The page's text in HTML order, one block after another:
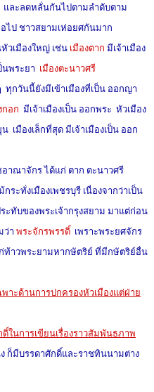
และลดหลั่นกันไปตามลำดับตาม
ไป ชาวสยามเห่อยศกันมาก
วเมืองใหญ่ เช่น เมืองตาก มีเจ้าเมือง
นพระยา เมืองตะนาวศรี
ทุกวันนี้ยังมีเข้าเมืองที่เป็น ออกญา
กอก มีเจ้าเมืองเป็น ออกพระ หัวเมือง
เมืองเล็กที่สุด มีเจ้าเมืองเป็น ออก
ณาจักร ได้แก่ ตาก ตะนาวศรี
ะทั่งเมืองเพชรบุรี เนื่องจากว่าเป็น
ะทับของพระเจ้ากรุงสยาม มาแต่ก่อน
ว่า พระจักรพรรดิ์เพราะพระยศจักร
ท้าวพระยามหากษัตริย์ ที่มีกษัตริย์อื่น
าะด้านการปกครองหัวเมืองแต่ฝ่าย
ในการเขียนเรื่องราวสัมพันธภาพ
ก็มีบรรดาศักดิ์และราชทินนามต่าง